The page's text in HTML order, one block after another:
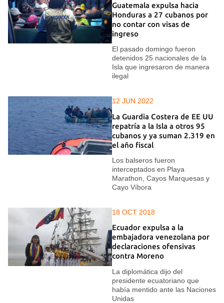
Guatemala expulsa hacia
Honduras a 27 cubanos por
no contar con visas de
ingreso
El pasado domingo fueron
detenidos 25 nacionales de la
Isla que ingresaron de manera
ilegal
12 JUN 2022
La Guardia Costera de EE UU
repatría a la Isla a otros 95
cubanos y ya suman 2.319 en
el año fiscal
Los balseros fueron
interceptados en Playa
Marathon, Cayos Marquesas y
Cayo Víbora
18 OCT 2018
Ecuador expulsa a la
embajadora venezolana por
declaraciones ofensivas
contra Moreno
La diplomática dijo del
presidente ecuatoriano que
había mentido ante las Naciones
Unidas